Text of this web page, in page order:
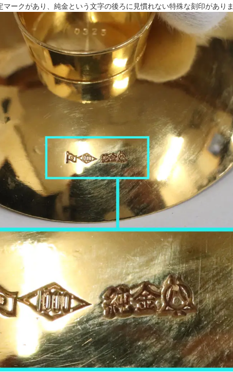
ークがあり、純金という文字の後ろに見慣れない特殊な刻印がありま